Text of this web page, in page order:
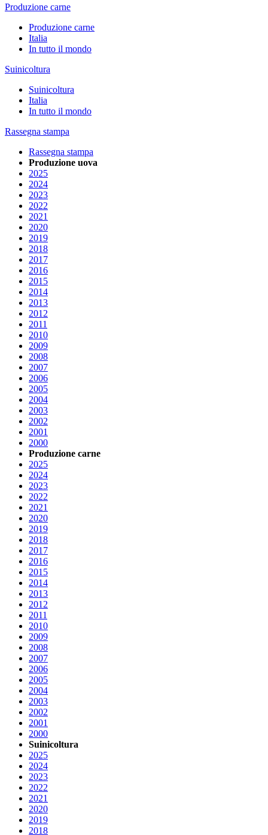
Produzione carne
Produzione carne
Italia
In tutto il mondo
Suinicoltura
Suinicoltura
Italia
In tutto il mondo
Rassegna stampa
Rassegna stampa
Produzione uova
2025
2024
2023
2022
2021
2020
2019
2018
2017
2016
2015
2014
2013
2012
2011
2010
2009
2008
2007
2006
2005
2004
2003
2002
2001
2000
Produzione carne
2025
2024
2023
2022
2021
2020
2019
2018
2017
2016
2015
2014
2013
2012
2011
2010
2009
2008
2007
2006
2005
2004
2003
2002
2001
2000
Suinicoltura
2025
2024
2023
2022
2021
2020
2019
2018